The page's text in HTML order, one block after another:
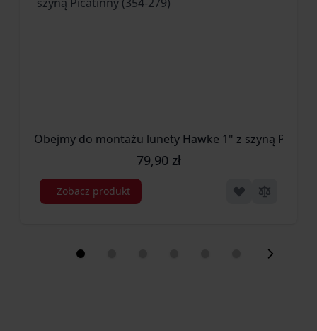
Obejmy do montażu lunety Hawke 1" z szyną
79,90 zł
Zobacz produkt